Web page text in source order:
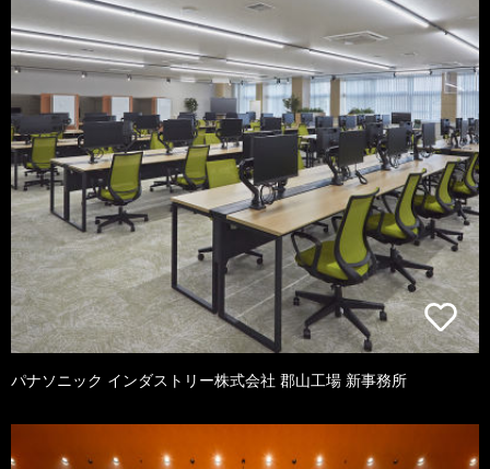
パナソニック インダストリー株式会社 郡山工場 新事務所